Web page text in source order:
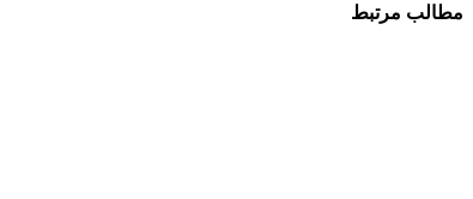
مطالب مرتبط